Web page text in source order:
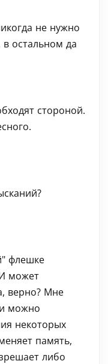
не нужно
остальном да
стороной.
флешке
может
верно? Мне
можно
некоторых
память,
либо